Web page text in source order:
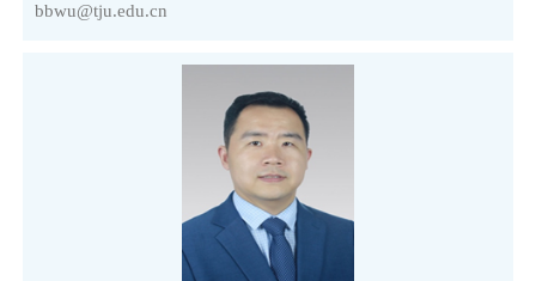
bbwu@tju.edu.cn